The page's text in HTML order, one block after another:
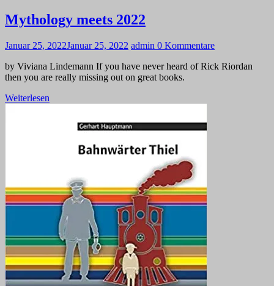
Mythology meets 2022
Januar 25, 2022Januar 25, 2022 admin 0 Kommentare
by Viviana Lindemann If you have never heard of Rick Riordan
then you are really missing out on great books.
Weiterlesen